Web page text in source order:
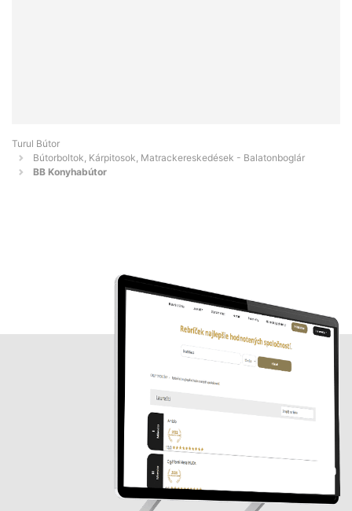
Turul Bútor
Bútorboltok, Kárpitosok, Matrackereskedések - Balatonboglár
BB Konyhabútor